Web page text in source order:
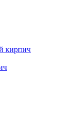
кирпич